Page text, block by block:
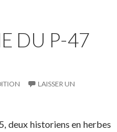
DU P-47
LAISSER UN
deux historiens en herbes